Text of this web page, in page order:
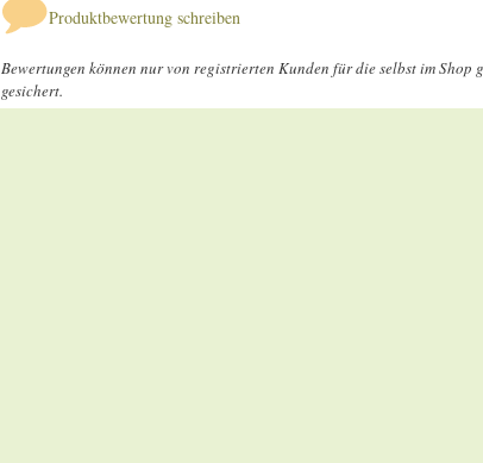
Produktbewertung schreiben
Bewertungen können nur von registrierten Kunden für die selbst im
gesichert.